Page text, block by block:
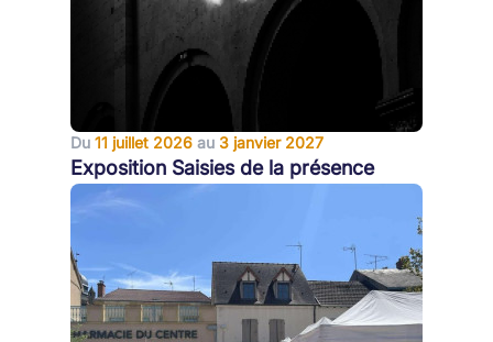
Du 11 juillet 2026 au 3 janvier 2027
Exposition Saisies de la présence